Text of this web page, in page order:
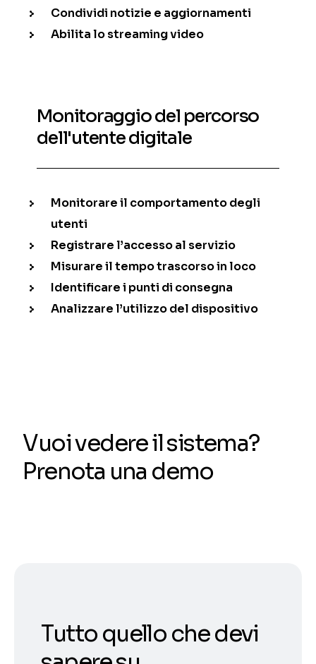
Condividi notizie e aggiornamenti
Abilita lo streaming video
Monitoraggio del percorso
dell'utente digitale
Monitorare il comportamento degli
utenti
Registrare l’accesso al servizio
Misurare il tempo trascorso in loco
Identificare i punti di consegna
Analizzare l’utilizzo del dispositivo
Vuoi vedere il sistema?
Prenota una demo
Tutto quello che devi